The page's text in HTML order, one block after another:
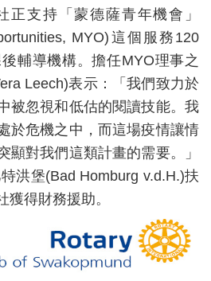
正支持「蒙德薩青年機會」
MYO)這個服務120
輔導機構。擔任MYO理事之
Leech)表示：「我們致力於
被忽視和低估的閱讀技能。我
於危機之中，而這場疫情讓情
顯對我們這類計畫的需要。」
洪堡(Bad Homburg v.d.H.)扶
獲得財務援助。